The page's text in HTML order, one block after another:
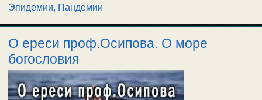
Эпидемии, Пандемии
О ереси проф.Осипова. О море
богословия